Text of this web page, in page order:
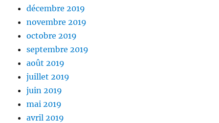
décembre 2019
novembre 2019
octobre 2019
septembre 2019
août 2019
juillet 2019
juin 2019
mai 2019
avril 2019